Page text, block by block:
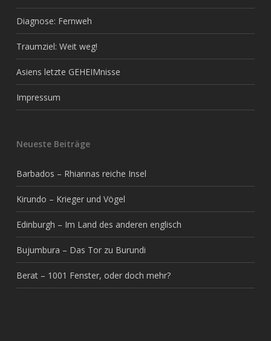
Diagnose: Fernweh
Traumziel: Weit weg!
Asiens letzte GEHEIMnisse
Impressum
Neueste Beiträge
Barbados – Rhiannas reiche Insel
Kirundo – Krieger und Vögel
Edinburgh – Im Land des anderen englisch
Bujumbura – Das Tor zu Burundi
Berat – 1001 Fenster, oder doch mehr?